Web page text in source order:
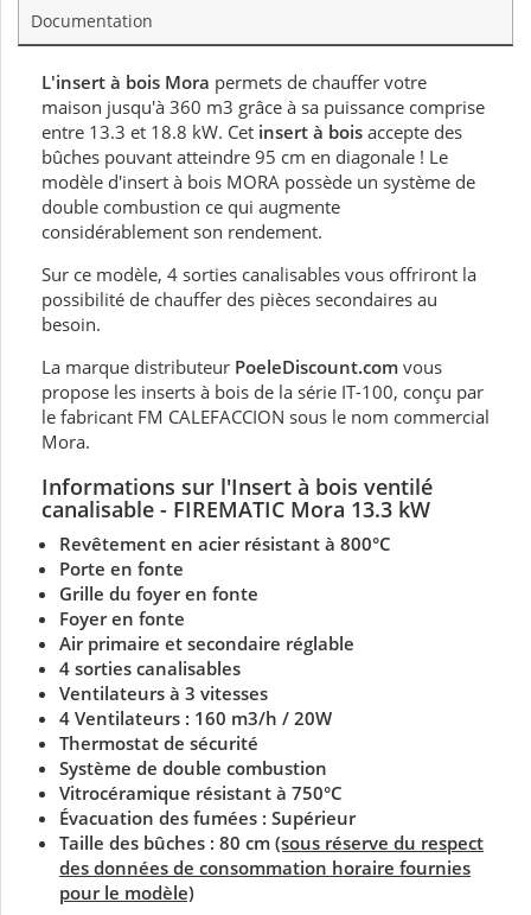
Documentation
L'insert à bois Mora permets de chauffer votre
maison jusqu'à 360 m3 grâce à sa puissance comprise
entre 13.3 et 18.8 kW. Cet insert à bois accepte des
bûches pouvant atteindre 95 cm en diagonale ! Le
modèle d'insert à bois MORA possède un système de
double combustion ce qui augmente
considérablement son rendement.
Sur ce modèle, 4 sorties canalisables vous offriront la
possibilité de chauffer des pièces secondaires au
besoin.
La marque distributeur PoeleDiscount.com vous
propose les inserts à bois de la série IT-100, conçu par
le fabricant FM CALEFACCION sous le nom commercial
Mora.
Informations sur l'Insert à bois ventilé
canalisable - FIREMATIC Mora 13.3 kW
Revêtement en acier résistant à 800°C
Porte en fonte
Grille du foyer en fonte
Foyer en fonte
Air primaire et secondaire réglable
4 sorties canalisables
Ventilateurs à 3 vitesses
4 Ventilateurs : 160 m3/h / 20W
Thermostat de sécurité
Système de double combustion
Vitrocéramique résistant à 750°C
Évacuation des fumées : Supérieur
Taille des bûches : 80 cm (sous réserve du respect
des données de consommation horaire fournies
pour le modèle)